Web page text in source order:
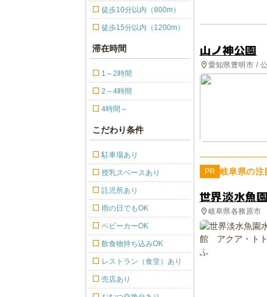
山ノ神公園
愛知県豊明市 /
PR 岐阜県の注
世界淡水魚
岐阜県各務原市
徒歩10分以内（800m）
徒歩15分以内（1200m）
滞在時間
1～2時間
2～4時間
4時間～
こだわり条件
駐車場あり
授乳スペースあり
託児所あり
雨の日でもOK
ベビーカーOK
飲食物持ち込みOK
レストラン（食堂）あり
売店あり